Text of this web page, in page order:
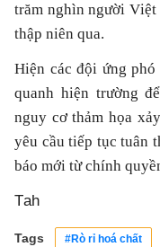
trăm nghìn người Việt
thập niên qua.
Hiện các đội ứng
quanh hiện trường
nguy cơ thảm họa
yêu cầu tiếp tục tuân
báo mới từ chính
Tah
Tags #Rò rỉ hoá chất